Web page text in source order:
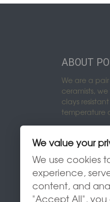
ABOUT
We are a
ceramists,
clays
temperature
We value your
We use cookies
experience,
content, and
"Accept All",